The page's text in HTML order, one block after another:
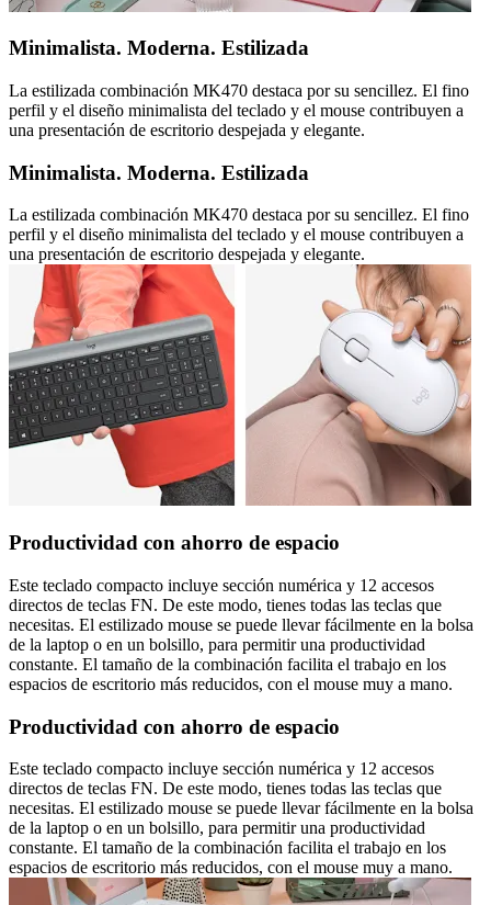
Minimalista. Moderna. Estilizada
La estilizada combinación MK470 destaca por su sencillez. El fino
perfil y el diseño minimalista del teclado y el mouse contribuyen a
una presentación de escritorio despejada y elegante.
Minimalista. Moderna. Estilizada
La estilizada combinación MK470 destaca por su sencillez. El fino
perfil y el diseño minimalista del teclado y el mouse contribuyen a
una presentación de escritorio despejada y elegante.
Productividad con ahorro de espacio
Este teclado compacto incluye sección numérica y 12 accesos
directos de teclas FN. De este modo, tienes todas las teclas que
necesitas. El estilizado mouse se puede llevar fácilmente en la bolsa
de la laptop o en un bolsillo, para permitir una productividad
constante. El tamaño de la combinación facilita el trabajo en los
espacios de escritorio más reducidos, con el mouse muy a mano.
Productividad con ahorro de espacio
Este teclado compacto incluye sección numérica y 12 accesos
directos de teclas FN. De este modo, tienes todas las teclas que
necesitas. El estilizado mouse se puede llevar fácilmente en la bolsa
de la laptop o en un bolsillo, para permitir una productividad
constante. El tamaño de la combinación facilita el trabajo en los
espacios de escritorio más reducidos, con el mouse muy a mano.